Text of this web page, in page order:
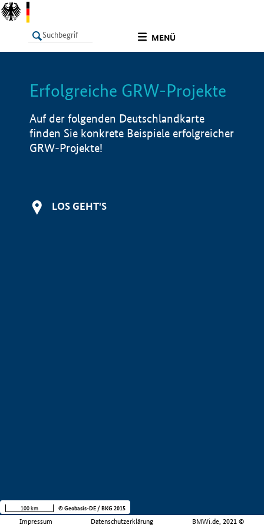
MENÜ
LISTE Info
Erfolgreiche GRW-Projekte
Auf der folgenden Deutschlandkarte
finden Sie konkrete Beispiele erfolgreicher
GRW-Projekte!
LOS GEHT'S
Impressum Datenschutzerklärung BMWi.de, 2021 ©
100 km © Geobasis-DE / BKG 2015